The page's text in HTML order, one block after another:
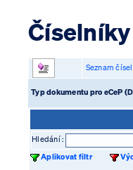
Číselníky
Seznam
Typ dokumentu pro eCeP
Hledání :
Aplikovat filtr